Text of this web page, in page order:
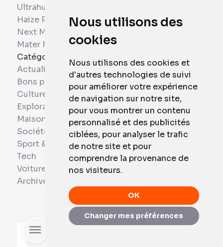
Nous utilisons des
cookies
Nous utilisons des cookies et
d'autres technologies de suivi
pour améliorer votre expérience
de navigation sur notre site,
pour vous montrer un contenu
personnalisé et des publicités
ciblées, pour analyser le trafic
de notre site et pour
comprendre la provenance de
nos visiteurs.
OK
Changer mes préférences
Ultrahuman
Haize Project
Next Mobiles
Mater France
Catégories
Actualités
Bons plans
Culture
Exploration
Maison et Domotique
Société
Sport & Santé
Tech
Voitures
Archives